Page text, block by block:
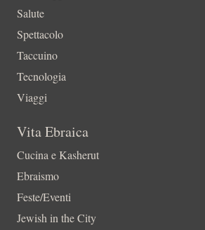
Salute
Spettacolo
Taccuino
Tecnologia
Viaggi
Vita Ebraica
Cucina e Kasherut
Ebraismo
Feste/Eventi
Jewish in the City